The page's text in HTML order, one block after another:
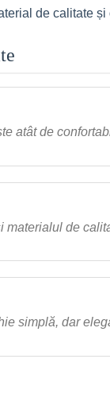
de calitate
atât de
materialul de
simplă, dar